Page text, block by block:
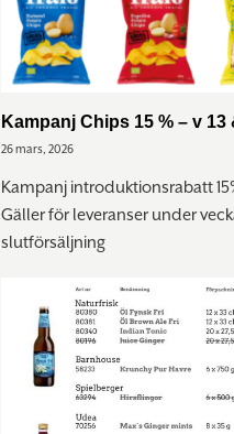
Kampanj Chips 15 % – v 13
26 mars, 2026
Kampanj introduktionsrabatt
Gäller för leveranser under
slutförsäljning